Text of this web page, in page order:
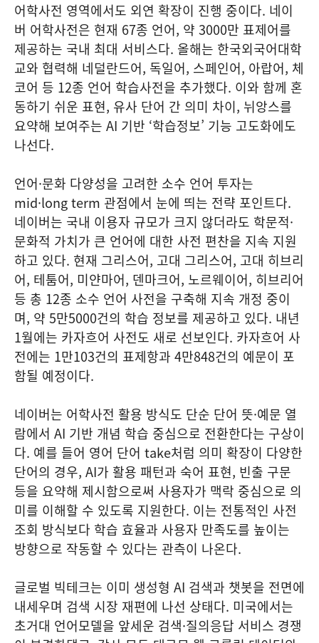
어학사전 영역에서도 외연 확장이 진행 중이다. 네이
버 어학사전은 현재 67종 언어, 약 3000만 표제어를
제공하는 국내 최대 서비스다. 올해는 한국외국어대학
교와 협력해 네덜란드어, 독일어, 스페인어, 아랍어, 체
코어 등 12종 언어 학습사전을 추가했다. 이와 함께 혼
동하기 쉬운 표현, 유사 단어 간 의미 차이, 뉘앙스를
요약해 보여주는 AI 기반 ‘학습정보’ 기능 고도화에도
나선다.
언어·문화 다양성을 고려한 소수 언어 투자는
mid·long term 관점에서 눈에 띄는 전략 포인트다.
네이버는 국내 이용자 규모가 크지 않더라도 학문적·
문화적 가치가 큰 언어에 대한 사전 편찬을 지속 지원
하고 있다. 현재 그리스어, 고대 그리스어, 고대 히브리
어, 테툼어, 미얀마어, 덴마크어, 노르웨이어, 히브리어
등 총 12종 소수 언어 사전을 구축해 지속 개정 중이
며, 약 5만5000건의 학습 정보를 제공하고 있다. 내년
1월에는 카자흐어 사전도 새로 선보인다. 카자흐어 사
전에는 1만103건의 표제항과 4만848건의 예문이 포
함될 예정이다.
네이버는 어학사전 활용 방식도 단순 단어 뜻·예문 열
람에서 AI 기반 개념 학습 중심으로 전환한다는 구상이
다. 예를 들어 영어 단어 take처럼 의미 확장이 다양한
단어의 경우, AI가 활용 패턴과 숙어 표현, 빈출 구문
등을 요약해 제시함으로써 사용자가 맥락 중심으로 의
미를 이해할 수 있도록 지원한다. 이는 전통적인 사전
조회 방식보다 학습 효율과 사용자 만족도를 높이는
방향으로 작동할 수 있다는 관측이 나온다.
글로벌 빅테크는 이미 생성형 AI 검색과 챗봇을 전면에
내세우며 검색 시장 재편에 나선 상태다. 미국에서는
초거대 언어모델을 앞세운 검색·질의응답 서비스 경쟁